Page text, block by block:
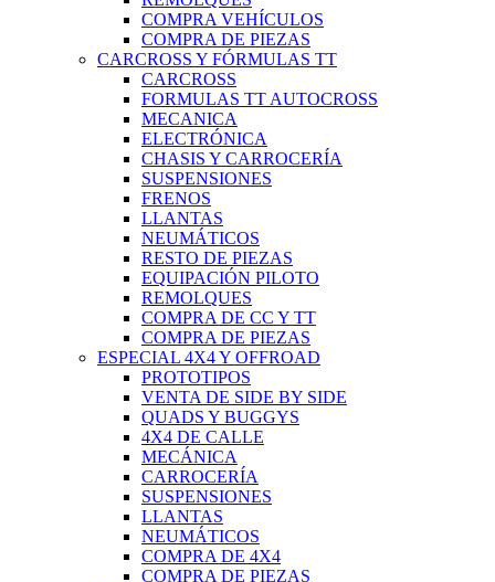
COMPRA VEHÍCULOS
COMPRA DE PIEZAS
CARCROSS Y FÓRMULAS TT
CARCROSS
FORMULAS TT AUTOCROSS
MECANICA
ELECTRÓNICA
CHASIS Y CARROCERÍA
SUSPENSIONES
FRENOS
LLANTAS
NEUMÁTICOS
RESTO DE PIEZAS
EQUIPACIÓN PILOTO
REMOLQUES
COMPRA DE CC Y TT
COMPRA DE PIEZAS
ESPECIAL 4X4 Y OFFROAD
PROTOTIPOS
VENTA DE SIDE BY SIDE
QUADS Y BUGGYS
4X4 DE CALLE
MECÁNICA
CARROCERÍA
SUSPENSIONES
LLANTAS
NEUMÁTICOS
COMPRA DE 4X4
COMPRA DE PIEZAS